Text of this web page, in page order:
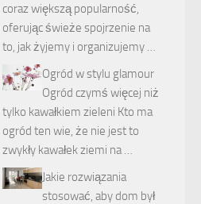
coraz większą popularność,
oferując świeże spojrzenie na
to, jak żyjemy i organizujemy …
Ogród w stylu glamour
Ogród czymś więcej niż
tylko kawałkiem zieleni Kto ma
ogród ten wie, że nie jest to
zwykły kawałek ziemi na …
Jakie rozwiązania
stosować, aby dom był